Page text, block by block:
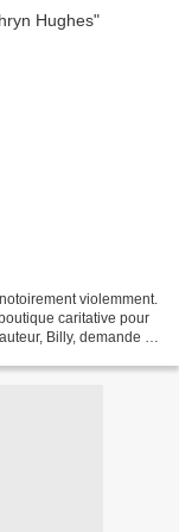
violemment.
caritative pour
Billy, demande à